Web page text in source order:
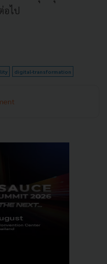
อไป
digital-transformation